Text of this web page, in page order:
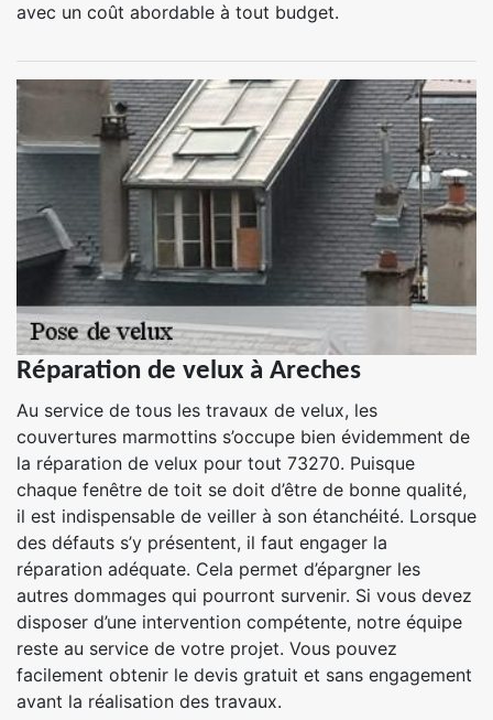
avec un coût abordable à tout budget.
Réparation de velux à Areches
Au service de tous les travaux de velux, les
couvertures marmottins s’occupe bien évidemment de
la réparation de velux pour tout 73270. Puisque
chaque fenêtre de toit se doit d’être de bonne qualité,
il est indispensable de veiller à son étanchéité. Lorsque
des défauts s’y présentent, il faut engager la
réparation adéquate. Cela permet d’épargner les
autres dommages qui pourront survenir. Si vous devez
disposer d’une intervention compétente, notre équipe
reste au service de votre projet. Vous pouvez
facilement obtenir le devis gratuit et sans engagement
avant la réalisation des travaux.